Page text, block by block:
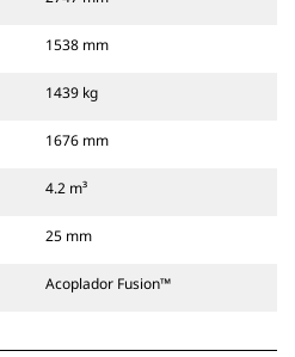
1538 mm
1439 kg
1676 mm
4.2 m³
25 mm
Acoplador Fusion™